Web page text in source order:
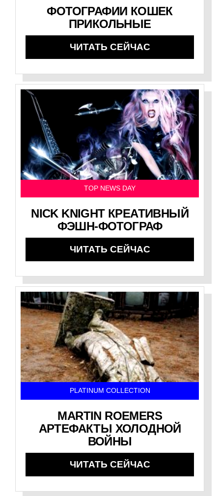
ФОТОГРАФИИ КОШЕК
ПРИКОЛЬНЫЕ
ЧИТАТЬ СЕЙЧАС
TOP NEWS DAY
NICK KNIGHT КРЕАТИВНЫЙ
ФЭШН-ФОТОГРАФ
ЧИТАТЬ СЕЙЧАС
PLATINUM COLLECTION
MARTIN ROEMERS
АРТЕФАКТЫ ХОЛОДНОЙ
ВОЙНЫ
ЧИТАТЬ СЕЙЧАС